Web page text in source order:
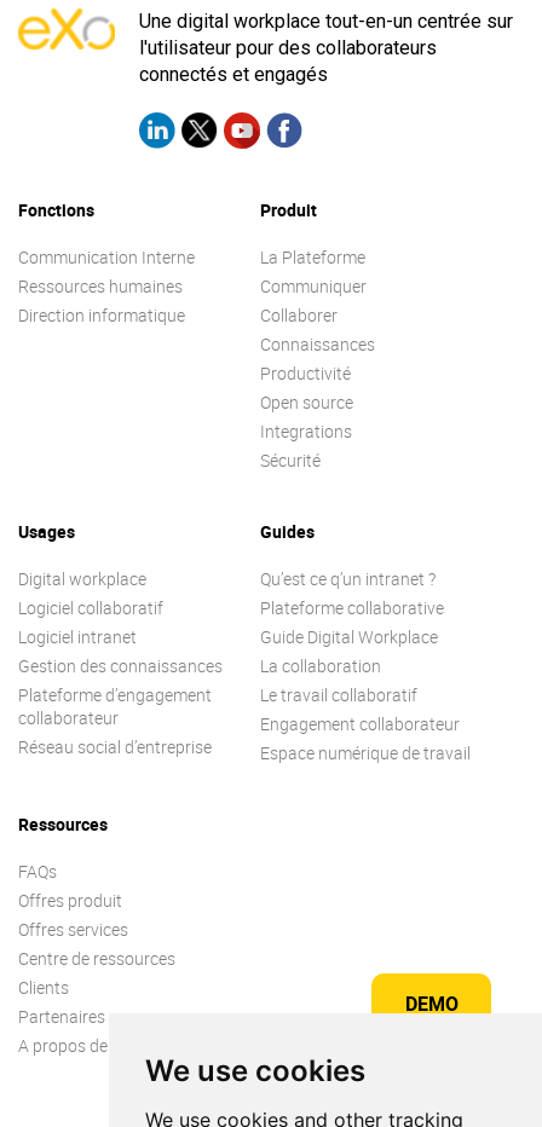
We use cookies
We use cookies and other tracking
DEMO
Une digital workplace tout-en-un centrée sur
l'utilisateur pour des collaborateurs
connectés et engagés
Fonctions
Communication Interne
Ressources humaines
Direction informatique
Produit
La Plateforme
Communiquer
Collaborer
Connaissances
Productivité
Open source
Integrations
Sécurité
Usages
Digital workplace
Logiciel collaboratif
Logiciel intranet
Gestion des connaissances
Plateforme d’engagement
collaborateur
Réseau social d’entreprise
Guides
Qu’est ce q’un intranet ?
Plateforme collaborative
Guide Digital Workplace
La collaboration
Le travail collaboratif
Engagement collaborateur
Espace numérique de travail
Ressources
FAQs
Offres produit
Offres services
Centre de ressources
Clients
Partenaires
A propos de nous